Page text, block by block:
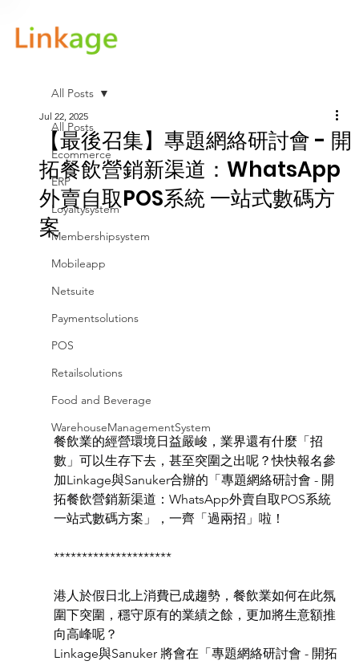
All Posts
Ecommerce
ERP
Loyaltysystem
Membershipsystem
Mobileapp
Netsuite
Paymentsolutions
POS
Retailsolutions
Food and Beverage
WarehouseManagementSystem
All Posts
【最後召集】專題網絡研討會 - 開
拓餐飲營銷新渠道：WhatsApp
外賣自取POS系統 一站式數碼方
案
Jul 22, 2025
餐飲業的經營環境日益嚴峻，業界還有什麼「招
數」可以生存下去，甚至突圍之出呢？快快報名參
加Linkage與Sanuker合辦的「專題網絡研討會 - 開
拓餐飲營銷新渠道：WhatsApp外賣自取POS系統
一站式數碼方案」，一齊「過兩招」啦！
*********************
港人於假日北上消費已成趨勢，餐飲業如何在此氛
圍下突圍，穩守原有的業績之餘，更加將生意額推
向高峰呢？
Linkage與Sanuker 將會在「專題網絡研討會 - 開拓